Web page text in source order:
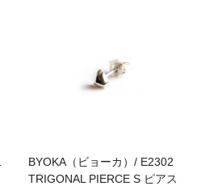
BYOKA（ビョーカ）/ E2302
TRIGONAL PIERCE S ピアス